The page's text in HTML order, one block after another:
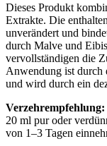
Dieses Produkt
Extrakte. Die
unverändert und
durch Malve und
vervollständigen die
Anwendung ist durch
und wird durch ein
Verzehrempfehlung:
20 ml pur oder
von 1–3 Tagen